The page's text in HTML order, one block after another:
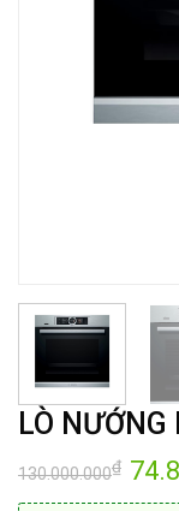
LÒ
130.000.000₫ Giá
gốc
là: